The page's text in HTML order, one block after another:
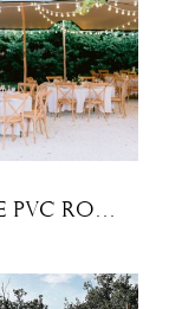
Table PVC ronde 180cm à napper